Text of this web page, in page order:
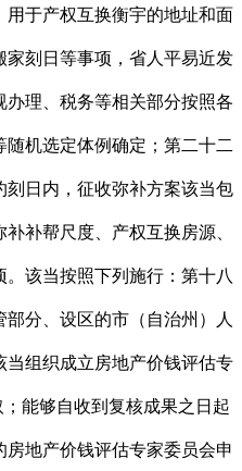
于产权互换衡宇的地址和面
刻日等事项，省人平易近发
理、税务等相关部分按照各
机选定体例确定；第二十二
日内，征收弥补方案该当包
补帮尺度、产权互换房源、
该当按照下列施行：第十八
分、设区的市（自治州）人
组织成立房地产价钱评估专
能够自收到复核成果之日起
地产价钱评估专家委员会申